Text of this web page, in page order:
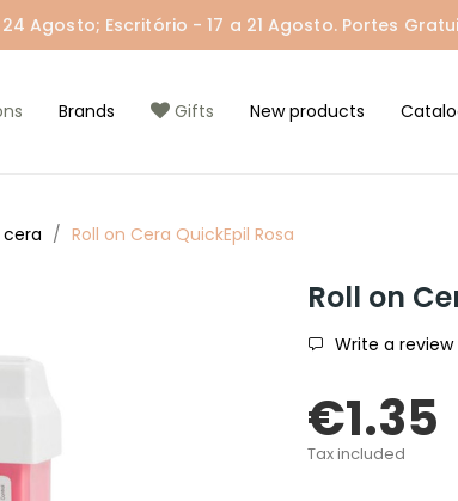
Agosto; Escritório - 17 a 21 Agosto. Portes
Brands Gifts New products
Roll on Cera QuickEpil Rosa
Roll on
Write a review
€1.35
Tax included